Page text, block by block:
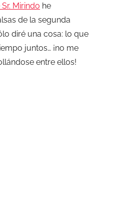
Mirindo he
de la segunda
diré una cosa: lo que
juntos… ¡no me
entre ellos!